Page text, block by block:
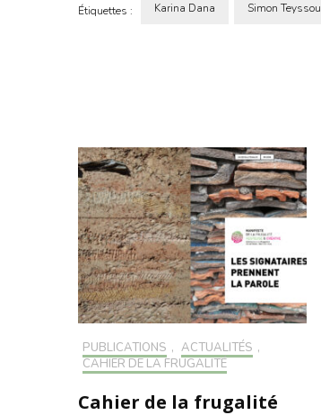
Étiquettes : Karina Dana Simon Teyssou
PUBLICATIONS , ACTUALITÉS ,
CAHIER DE LA FRUGALITÉ
Cahier de la frugalité